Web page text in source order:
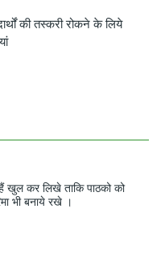
की तस्करी रोकने के लिये
खुल कर लिखे ताकि पाठको को
भी बनाये रखे ।